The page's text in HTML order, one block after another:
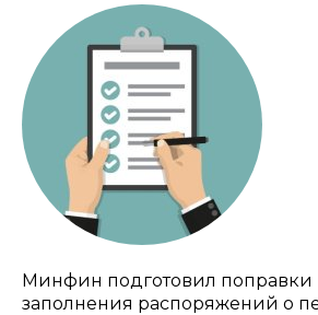
Минфин подготовил поправки
заполнения распоряжений о